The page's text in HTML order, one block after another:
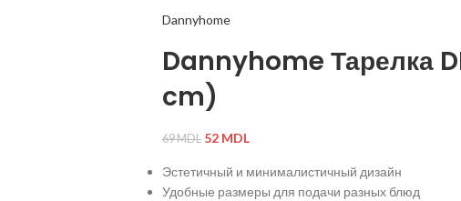
Dannyhome
Dannyhome Тарелка
cm)
69MDL 52 MDL
Эстетичный и минималистичный дизайн
Удобные размеры для подачи разных блюд